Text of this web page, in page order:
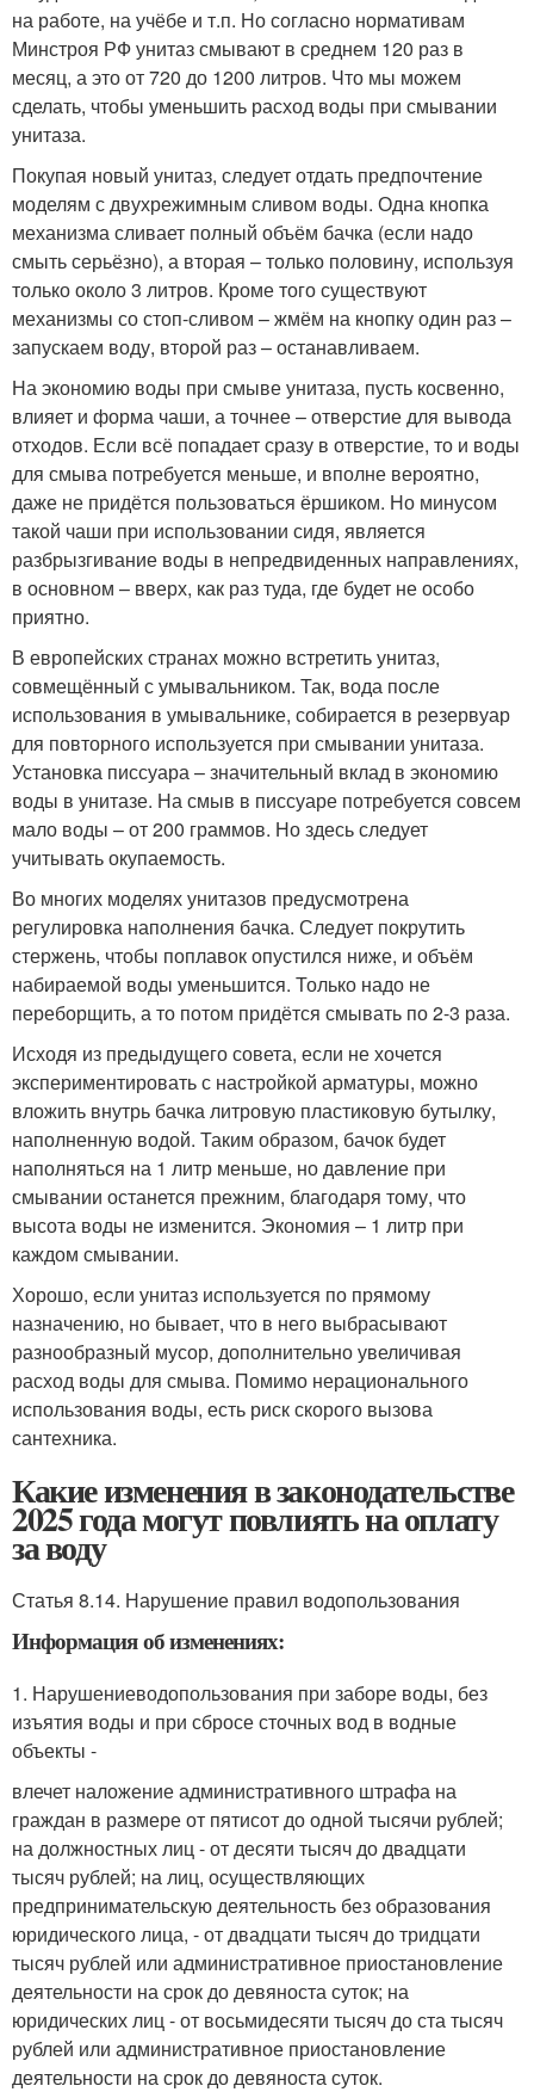
на работе, на учёбе и т.п. Но согласно нормативам
Минстроя РФ унитаз смывают в среднем 120 раз в
месяц, а это от 720 до 1200 литров. Что мы можем
сделать, чтобы уменьшить расход воды при смывании
унитаза.
Покупая новый унитаз, следует отдать предпочтение
моделям с двухрежимным сливом воды. Одна кнопка
механизма сливает полный объём бачка (если надо
смыть серьёзно), а вторая – только половину, используя
только около 3 литров. Кроме того существуют
механизмы со стоп-сливом – жмём на кнопку один раз –
запускаем воду, второй раз – останавливаем.
На экономию воды при смыве унитаза, пусть косвенно,
влияет и форма чаши, а точнее – отверстие для вывода
отходов. Если всё попадает сразу в отверстие, то и воды
для смыва потребуется меньше, и вполне вероятно,
даже не придётся пользоваться ёршиком. Но минусом
такой чаши при использовании сидя, является
разбрызгивание воды в непредвиденных направлениях,
в основном – вверх, как раз туда, где будет не особо
приятно.
В европейских странах можно встретить унитаз,
совмещённый с умывальником. Так, вода после
использования в умывальнике, собирается в резервуар
для повторного используется при смывании унитаза.
Установка писсуара – значительный вклад в экономию
воды в унитазе. На смыв в писсуаре потребуется совсем
мало воды – от 200 граммов. Но здесь следует
учитывать окупаемость.
Во многих моделях унитазов предусмотрена
регулировка наполнения бачка. Следует покрутить
стержень, чтобы поплавок опустился ниже, и объём
набираемой воды уменьшится. Только надо не
переборщить, а то потом придётся смывать по 2-3 раза.
Исходя из предыдущего совета, если не хочется
экспериментировать с настройкой арматуры, можно
вложить внутрь бачка литровую пластиковую бутылку,
наполненную водой. Таким образом, бачок будет
наполняться на 1 литр меньше, но давление при
смывании останется прежним, благодаря тому, что
высота воды не изменится. Экономия – 1 литр при
каждом смывании.
Хорошо, если унитаз используется по прямому
назначению, но бывает, что в него выбрасывают
разнообразный мусор, дополнительно увеличивая
расход воды для смыва. Помимо нерационального
использования воды, есть риск скорого вызова
сантехника.
Какие изменения в законодательстве
2025 года могут повлиять на оплату
за воду
Статья 8.14. Нарушение правил водопользования
Информация об изменениях:
1. Нарушениеводопользования при заборе воды, без
изъятия воды и при сбросе сточных вод в водные
объекты -
влечет наложение административного штрафа на
граждан в размере от пятисот до одной тысячи рублей;
на должностных лиц - от десяти тысяч до двадцати
тысяч рублей; на лиц, осуществляющих
предпринимательскую деятельность без образования
юридического лица, - от двадцати тысяч до тридцати
тысяч рублей или административное приостановление
деятельности на срок до девяноста суток; на
юридических лиц - от восьмидесяти тысяч до ста тысяч
рублей или административное приостановление
деятельности на срок до девяноста суток.